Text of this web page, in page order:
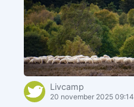
Livcamp
20 november 2025 09:14